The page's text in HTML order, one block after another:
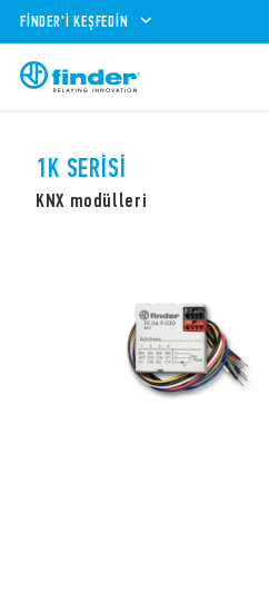
FINDER'I KEŞFEDIN
1K SERISI
KNX modülleri